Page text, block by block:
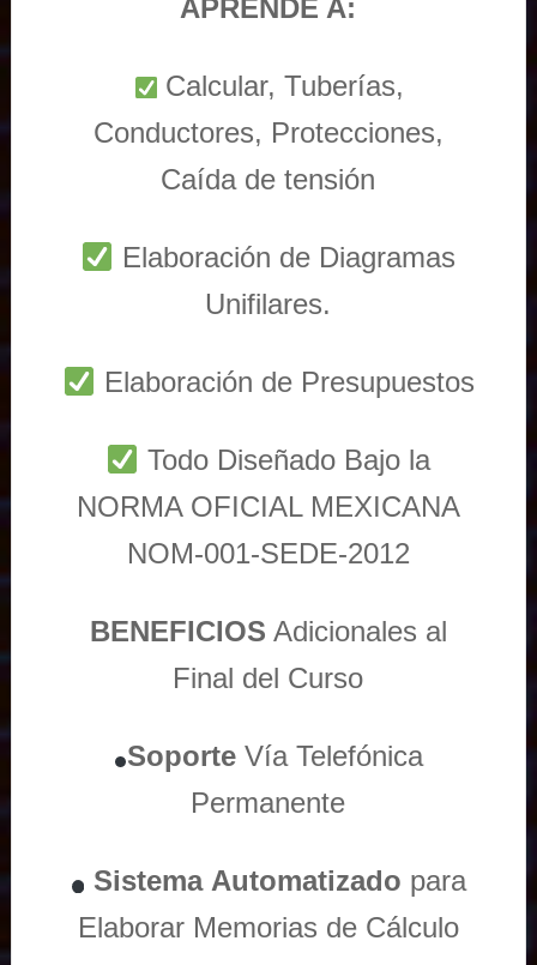
APRENDE A:
Calcular, Tuberías,
Conductores, Protecciones,
Caída de tensión
Elaboración de Diagramas
Unifilares.
Elaboración de Presupuestos
Todo Diseñado Bajo la
NORMA OFICIAL MEXICANA
NOM-001-SEDE-2012
BENEFICIOS Adicionales al
Final del Curso
Soporte Vía Telefónica
Permanente
Sistema Automatizado para
Elaborar Memorias de Cálculo